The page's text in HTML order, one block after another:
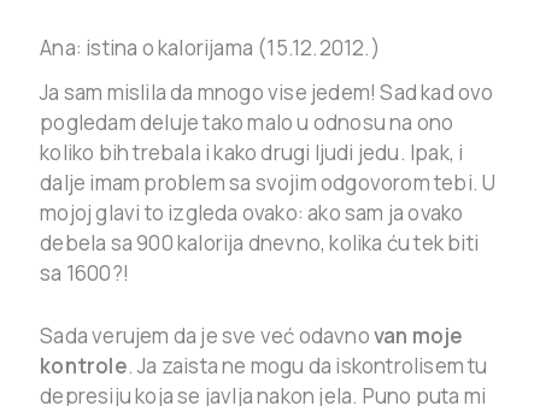
Ana: istina o kalorijama (15.12.2012.)
Ja sam mislila da mnogo vise jedem! Sad kad ovo
pogledam deluje tako malo u odnosu na ono
koliko bih trebala i kako drugi ljudi jedu. Ipak, i
dalje imam problem sa svojim odgovorom tebi. U
mojoj glavi to izgleda ovako: ako sam ja ovako
debela sa 900 kalorija dnevno, kolika ću tek biti
sa 1600?!
Sada verujem da je sve već odavnovan moje
kontrole. Ja zaista ne mogu da iskontrolisem tu
depresiju koja se javlja nakon jela. Puno puta mi